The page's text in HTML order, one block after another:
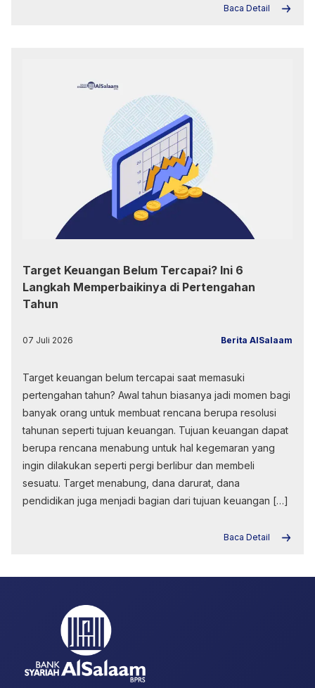
Baca Detail
Target Keuangan Belum Tercapai? Ini 6
Langkah Memperbaikinya di Pertengahan
Tahun
07 Juli 2026 Berita AlSalaam
Target keuangan belum tercapai saat memasuki
pertengahan tahun? Awal tahun biasanya jadi momen bagi
banyak orang untuk membuat rencana berupa resolusi
tahunan seperti tujuan keuangan. Tujuan keuangan dapat
berupa rencana menabung untuk hal kegemaran yang
ingin dilakukan seperti pergi berlibur dan membeli
sesuatu. Target menabung, dana darurat, dana
pendidikan juga menjadi bagian dari tujuan keuangan […]
Baca Detail